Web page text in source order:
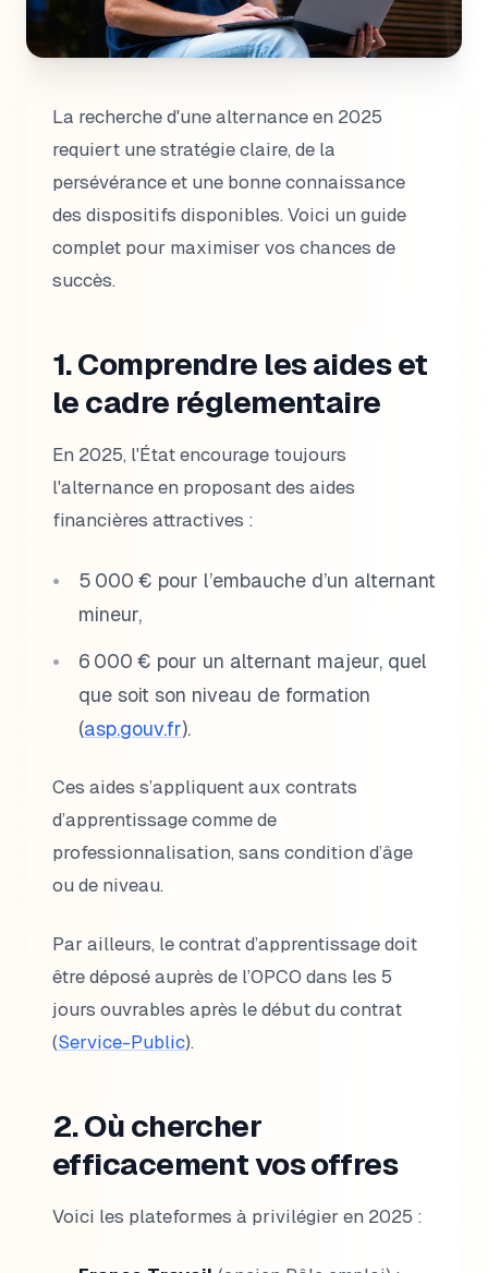
La recherche d'une alternance en 2025
requiert une stratégie claire, de la
persévérance et une bonne connaissance
des dispositifs disponibles. Voici un guide
complet pour maximiser vos chances de
succès.
1. Comprendre les aides et
le cadre réglementaire
En 2025, l'État encourage toujours
l'alternance en proposant des aides
financières attractives :
5 000 € pour l’embauche d’un alternant
mineur,
6 000 € pour un alternant majeur, quel
que soit son niveau de formation
(asp.gouv.fr).
Ces aides s’appliquent aux contrats
d’apprentissage comme de
professionnalisation, sans condition d’âge
ou de niveau.
Par ailleurs, le contrat d’apprentissage doit
être déposé auprès de l’OPCO dans les 5
jours ouvrables après le début du contrat
(Service-Public).
2. Où chercher
efficacement vos offres
Voici les plateformes à privilégier en 2025 :